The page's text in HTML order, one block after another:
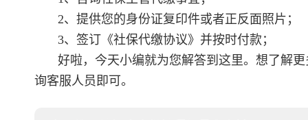
2、提供您的身份证复印件或者正反面照片；
3、签订《社保代缴协议》并按时付款；
好啦，今天小编就为您解答到这里。想了解
询客服人员即可。